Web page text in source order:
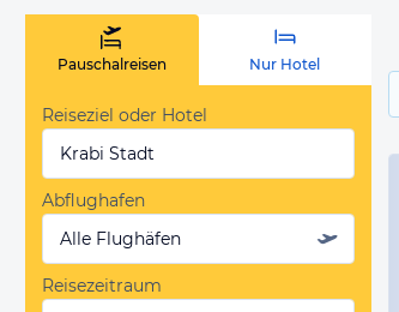
Pauschalreisen Nur Hotel
Reiseziel oder Hotel
Krabi Stadt
Abflughafen
Alle Flughäfen
Reisezeitraum